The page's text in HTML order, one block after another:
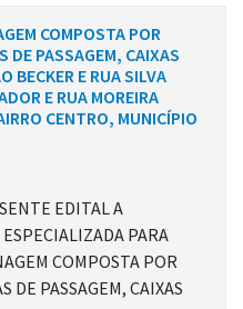
COMPOSTA POR
DE PASSAGEM, CAIXAS
BECKER E RUA SILVA
E RUA MOREIRA
CENTRO, MUNICÍPIO
EDITAL A
PARA
COMPOSTA POR
DE PASSAGEM, CAIXAS